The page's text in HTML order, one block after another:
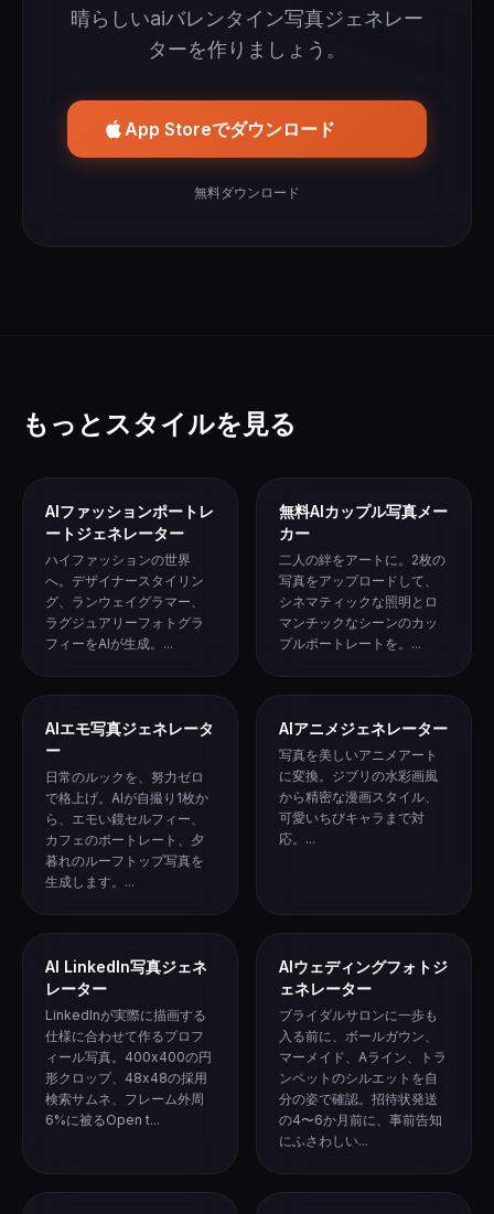
晴らしいaiバレンタイン写真ジェネレー
ターを作りましょう。
App Storeでダウンロード
無料ダウンロード
もっとスタイルを見る
AIファッションポートレ
ートジェネレーター
ハイファッションの世界
へ。デザイナースタイリン
グ、ランウェイグラマー、
ラグジュアリーフォトグラ
フィーをAIが生成。...
無料AIカップル写真メー
カー
二人の絆をアートに。2枚の
写真をアップロードして、
シネマティックな照明とロ
マンチックなシーンのカッ
プルポートレートを。...
AIエモ写真ジェネレータ
ー
日常のルックを、努力ゼロ
で格上げ。AIが自撮り1枚か
ら、エモい鏡セルフィー、
カフェのポートレート、夕
暮れのルーフトップ写真を
生成します。...
AIアニメジェネレーター
写真を美しいアニメアート
に変換。ジブリの水彩画風
から精密な漫画スタイル、
可愛いちびキャラまで対
応。...
AI LinkedIn写真ジェネ
レーター
LinkedInが実際に描画する
仕様に合わせて作るプロフ
ィール写真。400x400の円
形クロップ、48x48の採用
検索サムネ、フレーム外周
6%に被るOpen t...
AIウェディングフォトジ
ェネレーター
ブライダルサロンに一歩も
入る前に、ボールガウン、
マーメイド、Aライン、トラ
ンペットのシルエットを自
分の姿で確認。招待状発送
の4〜6か月前に、事前告知
にふさわしい...